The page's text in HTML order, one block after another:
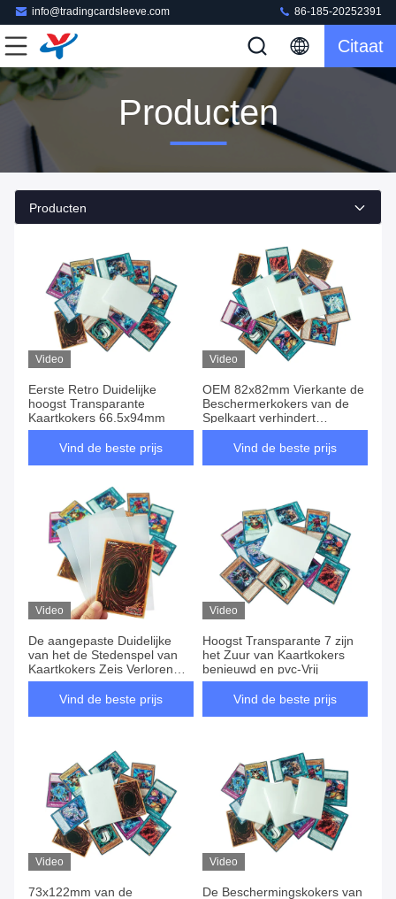
info@tradingcardsleeve.com 86-185-20252391
Citaat
Producten
Producten
Video
Eerste Retro Duidelijke
hoogst Transparante
Kaartkokers 66.5x94mm
Vind de beste prijs
Video
OEM 82x82mm Vierkante de
Beschermerkokers van de
Spelkaart verhindert
gebogen hoeken
Vind de beste prijs
Video
De aangepaste Duidelijke
van het de Stedenspel van
Kaartkokers Zeis Verloren
Kaart Protecter
Vind de beste prijs
Video
Hoogst Transparante 7 zijn
het Zuur van Kaartkokers
benieuwd en pvc-Vrij
Vind de beste prijs
Video
73x122mm van de
Video
De Beschermingskokers van